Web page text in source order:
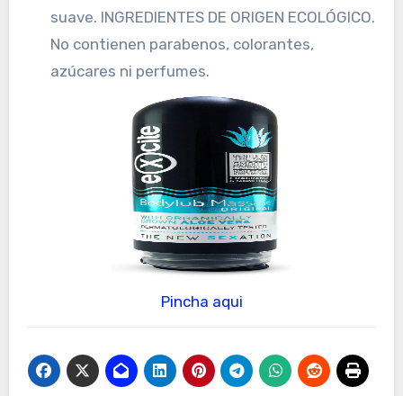
suave. INGREDIENTES DE ORIGEN ECOLÓGICO.
No contienen parabenos, colorantes,
azúcares ni perfumes.
Pincha aqui